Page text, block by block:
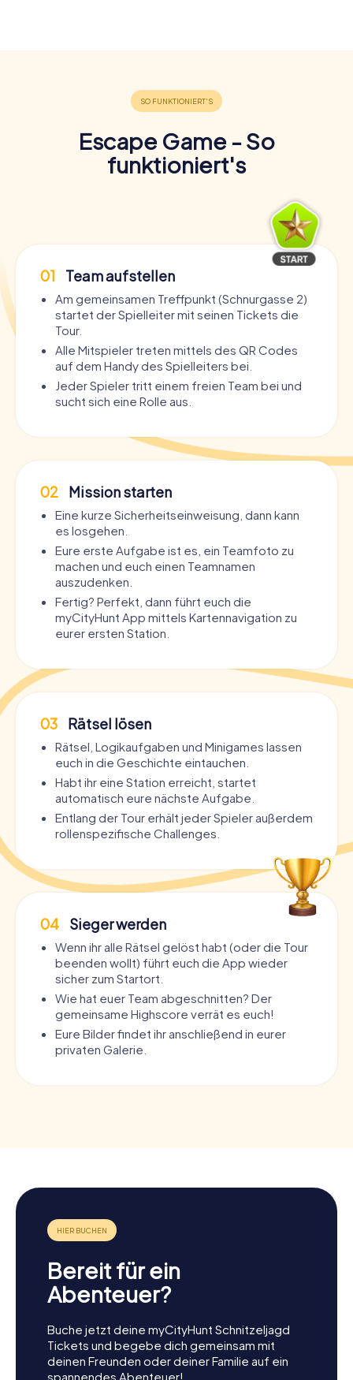
Escape Game - So
funktioniert's
01 Team aufstellen
Am gemeinsamen Treffpunkt (Schnurgasse 2)
startet der Spielleiter mit seinen Tickets die
Tour.
Alle Mitspieler treten mittels des QR Codes
auf dem Handy des Spielleiters bei.
Jeder Spieler tritt einem freien Team bei und
sucht sich eine Rolle aus.
02 Mission starten
Eine kurze Sicherheitseinweisung, dann kann
es losgehen.
Eure erste Aufgabe ist es, ein Teamfoto zu
machen und euch einen Teamnamen
auszudenken.
Fertig? Perfekt, dann führt euch die
myCityHunt App mittels Kartennavigation zu
eurer ersten Station.
03 Rätsel lösen
Rätsel, Logikaufgaben und Minigames lassen
euch in die Geschichte eintauchen.
Habt ihr eine Station erreicht, startet
automatisch eure nächste Aufgabe.
Entlang der Tour erhält jeder Spieler außerdem
rollenspezifische Challenges.
04 Sieger werden
Wenn ihr alle Rätsel gelöst habt (oder die Tour
beenden wollt) führt euch die App wieder
sicher zum Startort.
Wie hat euer Team abgeschnitten? Der
gemeinsame Highscore verrät es euch!
Eure Bilder findet ihr anschließend in eurer
privaten Galerie.
Bereit für ein
Abenteuer?
Buche jetzt deine myCityHunt Schnitzeljagd
Tickets und begebe dich gemeinsam mit
deinen Freunden oder deiner Familie auf ein
spannendes Abenteuer!